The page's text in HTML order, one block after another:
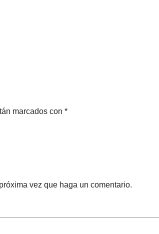
marcados con *
vez que haga un comentario.